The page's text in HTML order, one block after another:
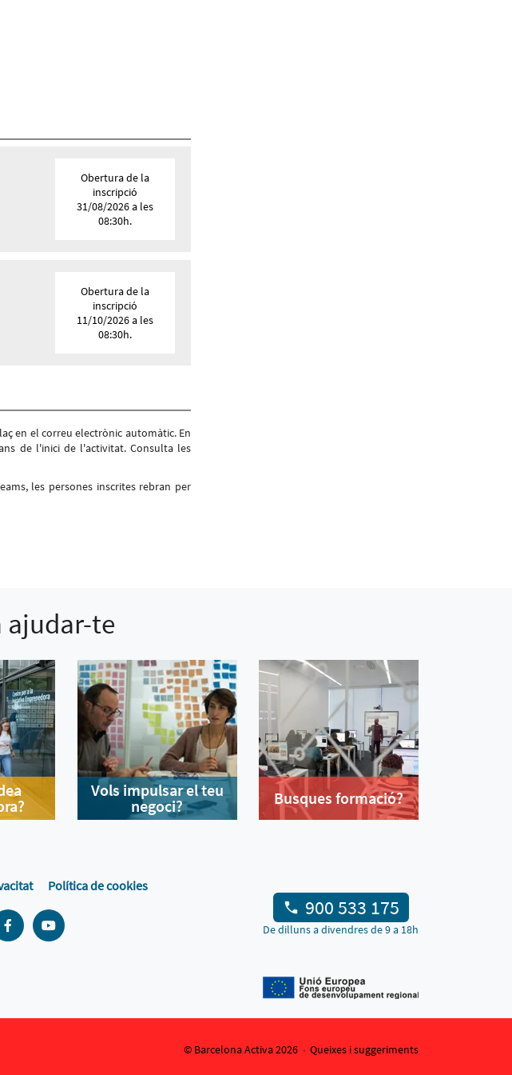
Obertura de la
inscripció
31/08/2026 a les
08:30h.
Obertura de la
inscripció
11/10/2026 a les
08:30h.
en el correu electrònic automàtic. En
de l'inici de l'activitat. Consulta les
les persones inscrites rebran per
ajudar-te
Vols impulsar el teu
negoci?
Busques formació?
Política de cookies
900 533 175
De dilluns a divendres de 9 a 18h
© Barcelona Activa 2026 Queixes i suggeriments